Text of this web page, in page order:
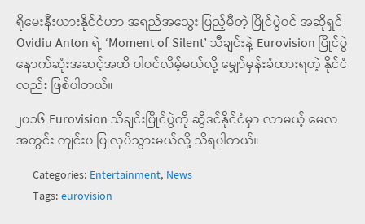
ရိုမေးနီးယားနိုင်ငံဟာ အရည်အသွေး ပြည့်မီတဲ့ ပြိုင်ပွဲဝင် အဆိုရှင်
Ovidiu Anton ရဲ့ ‘Moment of Silent’ သီချင်းနဲ့ Eurovision ပြိုင်ပွဲ
နောက်ဆုံးအဆင့်အထိ ပါဝင်လိမ့်မယ်လို့ မျှော်မှန်းခံထားရတဲ့ နိုင်ငံ
လည်း ဖြစ်ပါတယ်။
၂၀၁၆ Eurovision သီချင်းပြိုင်ပွဲကို ဆွီဒင်နိုင်ငံမှာ လာမယ့် မေလ
အတွင်း ကျင်းပ ပြုလုပ်သွားမယ်လို့ သိရပါတယ်။
Categories: Entertainment, News
Tags:eurovision